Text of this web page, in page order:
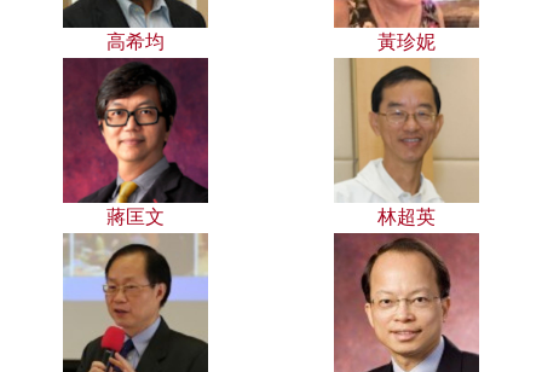
高希均 黃珍妮
蔣匡文 林超英